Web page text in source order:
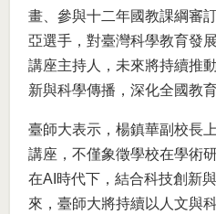
畫、參與十二年國教課綱審
亞選手，對臺灣科學教育發
講座主持人，未來將持續推
新與科學傳播，深化全國教育
臺師大表示，楊鎮華副校長
講座，不僅象徵學校在學術
在AI時代下，結合科技創新
來，臺師大將持續以人文與